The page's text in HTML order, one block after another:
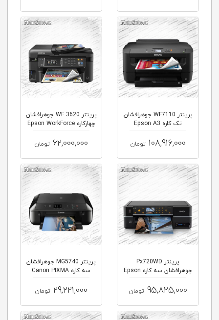
پرینتر WF7110 جوهرافشان
تک کاره Epson A3
108,916,000 تومان
پرینتر WF 3620 جوهرافشان
چهارکاره Epson WorkForce
62,000,000 تومان
پرینتر Px720WD
جوهرافشان سه کاره Epson
95,825,000 تومان
پرینتر MG5740 جوهرافشان
سه کاره Canon PIXMA
29,221,000 تومان